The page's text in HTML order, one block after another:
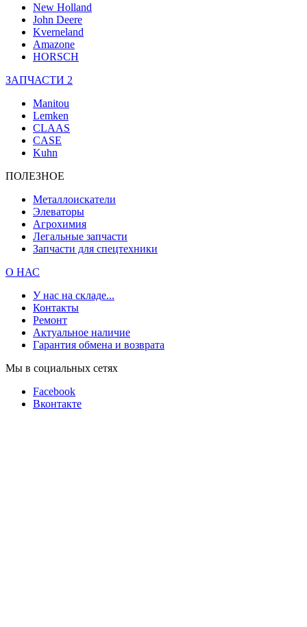
New Holland
John Deere
Kverneland
Amazone
HORSCH
ЗАПЧАСТИ 2
Manitou
Lemken
CLAAS
CASE
Kuhn
ПОЛЕЗНОЕ
Металлоискатели
Элеваторы
Агрохимия
Легальные запчасти
Запчасти для спецтехники
О НАС
У нас на складе...
Контакты
Ремонт
Актуальное наличие
Гарантия обмена и возврата
Мы в социальных сетях
Facebook
Вконтакте